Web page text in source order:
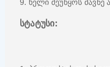
9. ხელი შეუწყოს
სტატუსი: